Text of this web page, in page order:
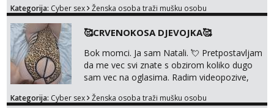
064/677-677
- Kod: #135
tel:0,93€ - mob:1,12€ min
Zara
Tel:064/677-677- Kod: #123
prljave i u svemu vidim samo užitak. 💦 U
po svojoj mjeri. Sexi videa s kolegicama,
dečkom ili pak ja sama di se dovodim do
ludila. 🍑 Naravno ako ti moja ponuda nije
dovoljna uvije...
Kategorija: Cyber sex Ženska osoba traži mušku osobu
🥰CRVENOKOSA DJEVOJKA🥰
Bok momci. Ja sam Natali. 💘 Pretpostavljam
da me vec svi znate s obzirom koliko dugo
sam vec na oglasima. Radim videopozive,
Za lijepu suradnju javi mi se porukom na
Kategorija: Cyber sex Ženska osoba traži mušku osobu